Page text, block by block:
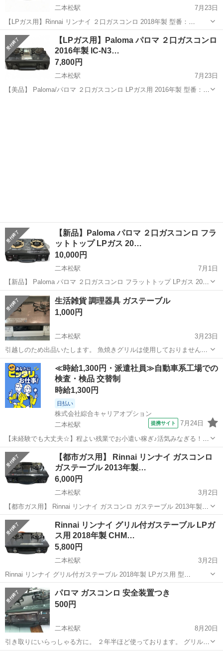
二本松駅
7月23日
【LPガス用】Rinnai リンナイ ２口ガスコンロ 2018年製 型番：
KSR561DGR 状態はお写真の通りです 使用感はございますがご使用頂
けます 詳しくは、ご来店頂き現物確認お願いします ...
福島 二本松市 二本松駅
【LPガス用】Paloma パロマ ２口ガスコンロ
2016年製 IC-N3…
7,800円
二本松駅
7月23日
【美品】 Paloma/パロマ ２口ガスコンロ LPガス用 2016年製 型番：
【新品】Paloma パロマ ２口ガスコンロ フラ
ットトップ LPガス 20…
10,000円
二本松駅
7月1日
【新品】 Paloma パロマ ２口ガスコンロ フラットトップ LPガス 2012
年製 型番：IC-800P-1L 左強火力コンロ サイズ（mm） 高さ：180
幅：590 奥行：476 2...
福島 二本松市 二本松駅 調理器具 Paloma
生活雑貨 調理器具 ガステーブル
1,000円
二本松駅
3月23日
引越しのため出品いたします。 魚焼きグリルは使用しておりません
が、２年前にリサイクルショップで購入したため、汚れがあります。
福島 二本松市 二本松駅 調理器具 グリル
≪時給1,300円・派遣社員≫自動車系工場での
検査・検品 交替制
時給1,300円
日払い
株式会社綜合キャリアオプション
二本松駅
提携サイト 7月24日
【未経験でも大丈夫☆】程よい残業でお小遣い稼ぎ♪活気みなぎる！！
20代活躍中！！ 自動車部品の加工・検査 自動車部品の加工・オイルシ
ール製造(金属部品の加工マシオペ、検査、梱包)・ガスケット部品製造
(ゴム製品の加工マシオペ...
福島 二本松市 二本松駅
【都市ガス用】 Rinnai リンナイ ガスコンロ
ガステーブル 2013年製…
6,000円
二本松駅
3月2日
【都市ガス用】 Rinnai リンナイ ガスコンロ ガステーブル 2013年製
左強火力 型番:RT31NHS-L サイズ(mm) 幅564×奥行448×高さ180 質量
9.5kg 清掃済ですが 使用による、汚れ...
福島 二本松駅 調理器具 リユース
Rinnai リンナイ グリル付ガステーブル LPガ
ス用 2018年製 CHM…
5,800円
二本松駅
3月2日
Rinnai リンナイ グリル付ガステーブル 2018年製 LPガス用 型
番:CHM33DGL サイズ(mm) 幅560×高さ218×奥行444 使用による、
傷、汚れ、サビがございます 清掃済ですが落としきれませんで...
福島 二本松市 二本松駅 調理器具 LPガス
パロマ ガスコンロ 安全装置つき
500円
二本松駅
8月20日
引き取りにいらっしゃる方に。 ２年半ほど使っております。 グリルは
ほとんど使っておりません。 安全装置、しっかり働きます。